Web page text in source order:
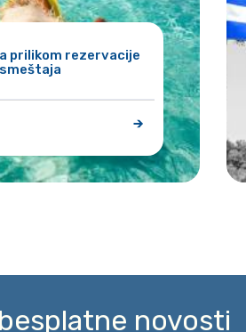
prilikom rezervacije
smeštaja
novosti